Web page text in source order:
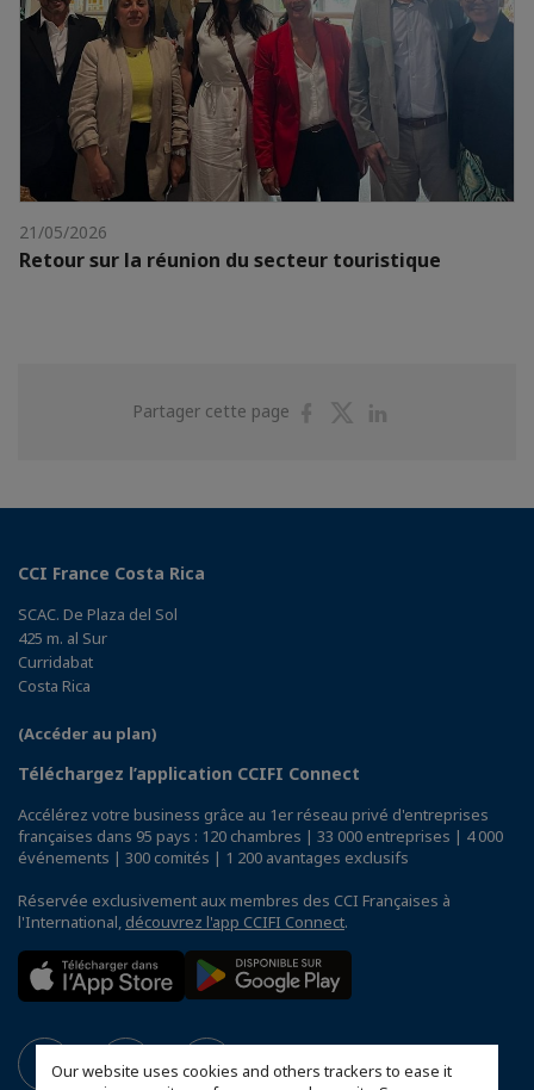
Our website uses cookies and others trackers to ease it
21/05/2026
Retour sur la réunion du secteur touristique
Partager cette page
PartagerPartager
CCI France Costa Rica
SCAC. De Plaza del Sol
425 m. al Sur
Curridabat
Costa Rica
(Accéder au plan)
Téléchargez l’application CCIFI Connect
Accélérez votre business grâce au 1er réseau privé d'entreprises
françaises dans 95 pays : 120 chambres | 33 000 entreprises | 4 000
événements | 300 comités | 1 200 avantages exclusifs
Réservée exclusivement aux membres des CCI Françaises à
l'International, découvrez l'app CCIFI Connect.